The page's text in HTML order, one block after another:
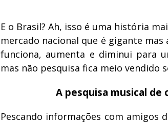
E o Brasil? Ah, isso é uma história
mercado nacional que é gigante
funciona, aumenta e diminui para
mas não pesquisa fica meio vendido
A pesquisa musical de
Pescando informações com amigos